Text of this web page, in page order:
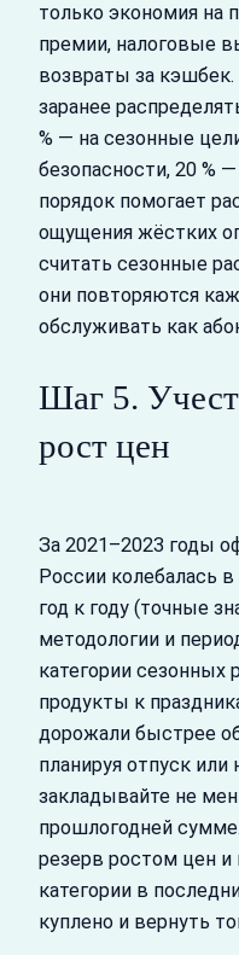
только экономия на
премии, налоговые
возвраты за
заранее
% — на сезонные
безопасности, 20 %
порядок помогает
ощущения жёстких
считать сезонные
они повторяются
обслуживать как
Шаг 5.
рост цен
За 2021–2023 годы
России колебалась
год к году (точные
методологии и
категории сезонных
продукты к
дорожали быстрее
планируя отпуск или
закладывайте не
прошлогодней
резерв ростом цен и
категории в
куплено и вернуть